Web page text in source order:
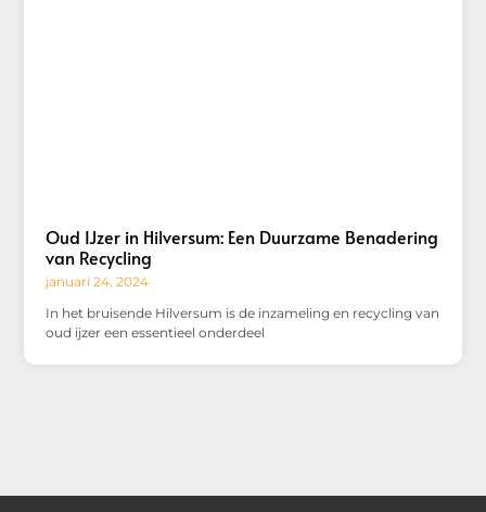
Oud IJzer in Hilversum: Een Duurzame Benadering
van Recycling
januari 24, 2024
In het bruisende Hilversum is de inzameling en recycling van
oud ijzer een essentieel onderdeel